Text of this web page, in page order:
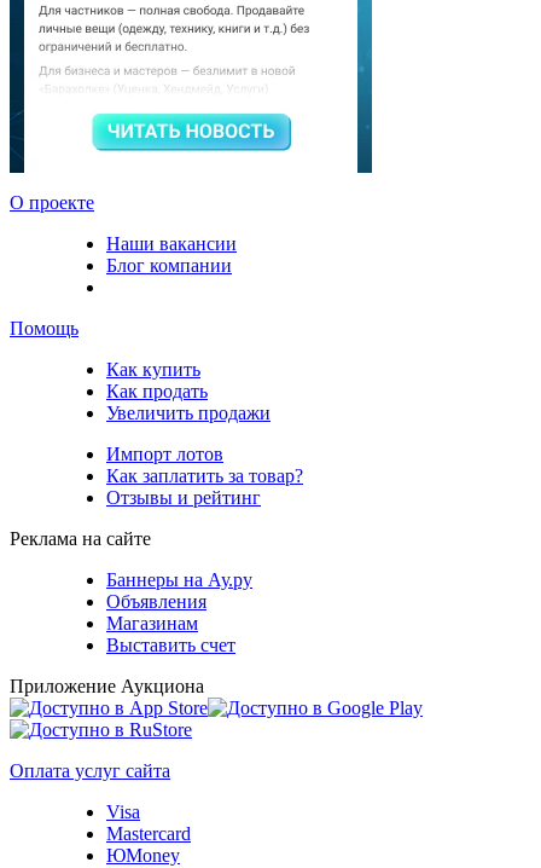
О проекте
Наши вакансии
Блог компании
Помощь
Как купить
Как продать
Увеличить продажи
Импорт лотов
Как заплатить за товар?
Отзывы и рейтинг
Реклама на сайте
Баннеры на Ау.ру
Объявления
Магазинам
Выставить счет
Приложение Аукциона
Оплата услуг сайта
Visa
Mastercard
ЮMoney